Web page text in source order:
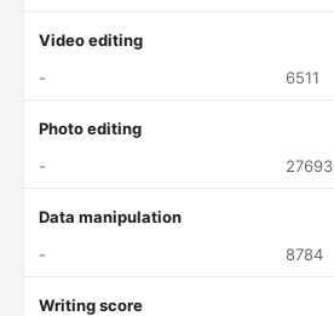
Video editing
-
6511
Photo editing
-
27693
Data manipulation
-
8784
Writing score